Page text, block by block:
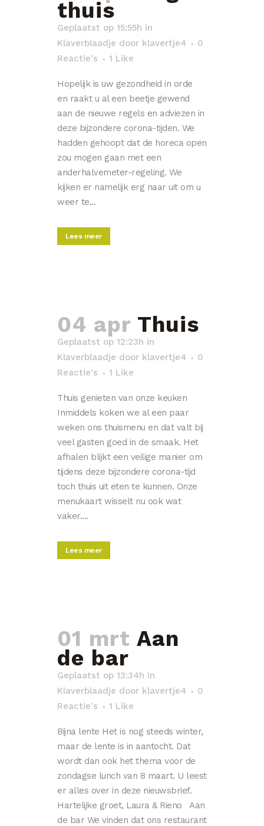
thuis
Geplaatst op 15:55h in
Klaverblaadje door klavertje4
0
Reactie's
1 Like
Hopelijk is uw gezondheid in orde
en raakt u al een beetje gewend
aan de nieuwe regels en adviezen in
deze bijzondere corona-tijden. We
hadden gehoopt dat de horeca open
zou mogen gaan met een
anderhalvemeter-regeling. We
kijken er namelijk erg naar uit om u
weer te...
Lees meer
04 apr Thuis
Geplaatst op 12:23h in
Klaverblaadje door klavertje4
0
Reactie's
1 Like
Thuis genieten van onze keuken
Inmiddels koken we al een paar
weken ons thuismenu en dat valt bij
veel gasten goed in de smaak. Het
afhalen blijkt een veilige manier om
tijdens deze bijzondere corona-tijd
toch thuis uit eten te kunnen. Onze
menukaart wisselt nu ook wat
vaker....
Lees meer
01 mrt Aan
de bar
Geplaatst op 13:34h in
Klaverblaadje door klavertje4
0
Reactie's
1 Like
Bijna lente Het is nog steeds winter,
maar de lente is in aantocht. Dat
wordt dan ook het thema voor de
zondagse lunch van 8 maart. U leest
er alles over in deze nieuwsbrief.
Hartelijke groet, Laura & Rieno Aan
de bar We vinden dat ons restaurant